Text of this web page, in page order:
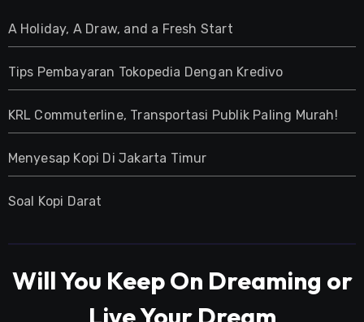
A Holiday, A Draw, and a Fresh Start
Tips Pembayaran Tokopedia Dengan Kredivo
KRL Commuterline, Transportasi Publik Paling Murah!
Menyesap Kopi Di Jakarta Timur
Soal Kopi Darat
Will You Keep On Dreaming or